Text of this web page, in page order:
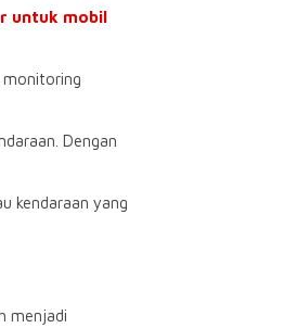
untuk mobil
monitoring
Dengan
kendaraan yang
menjadi